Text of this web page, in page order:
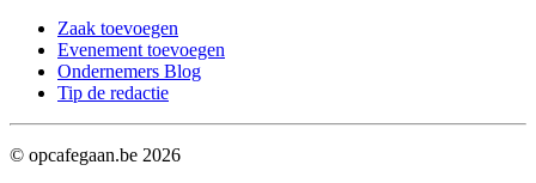
Zaak toevoegen
Evenement toevoegen
Ondernemers Blog
Tip de redactie
© opcafegaan.be 2026